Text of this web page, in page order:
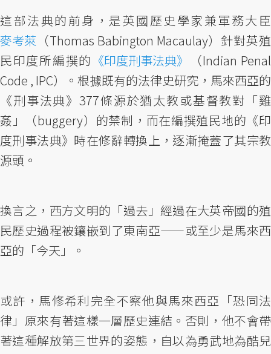
這部法典的前身，是英國歷史學家兼軍務大臣
麥考萊 （Thomas Babington Macaulay）針對英殖
民印度所編撰的 《印度刑事法典》
（Indian Penal
Code , IPC）。根據既有的法律史研究，馬來西亞的
《刑事法典》377條源於猶太教或基督教對「雞
姦」（buggery）的禁制，而在編撰殖民地的《印
度刑事法典》時在修辭轉換上，逐漸掩蓋了其宗教
源頭。
換言之，西方文明的「過去」經過在大英帝國的殖
民歷史過程被鑲嵌到了東南亞——或至少是馬來西
亞的「今天」。
或許，馬修希利完全不察他與馬來西亞「恐同法
律」原來有著這樣一層歷史連結。否則，他不會帶
著這種解放第三世界的姿態，自以為勇武地為酷兒